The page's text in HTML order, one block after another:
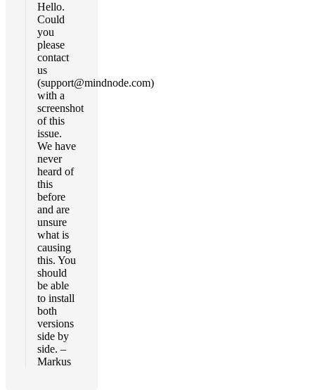
Hello.
Could
you
please
contact
us
(support@mindnode.com)
with a
screenshot
of this
issue.
We have
never
heard of
this
before
and are
unsure
what is
causing
this. You
should
be able
to install
both
versions
side by
side. –
Markus